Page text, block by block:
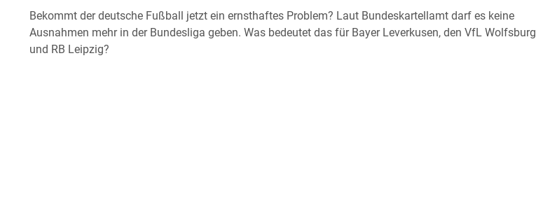
Bekommt der deutsche Fußball jetzt ein ernsthaftes Problem? Laut Bundeskartellamt darf es keine
Ausnahmen mehr in der Bundesliga geben. Was bedeutet das für Bayer Leverkusen, den VfL Wolfsburg
und RB Leipzig?